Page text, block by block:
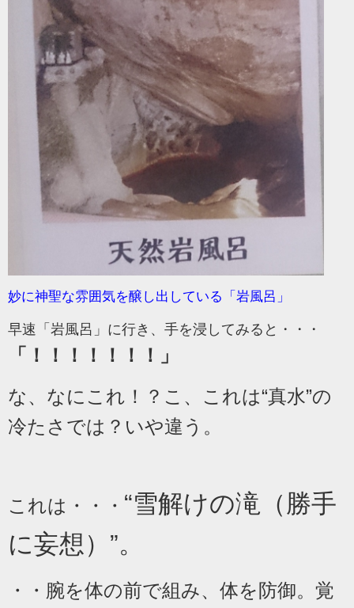
妙に神聖な雰囲気を醸し出している「岩風呂」
早速「岩風呂」に行き、手を浸してみると・・・
「！！！！！！！」
な、なにこれ！？ こ、これは“真水”の
冷たさでは？いや違う。
これは・・・ “雪解けの滝（勝手
に妄想）”。
・・腕を体の前で組み、体を防御。覚